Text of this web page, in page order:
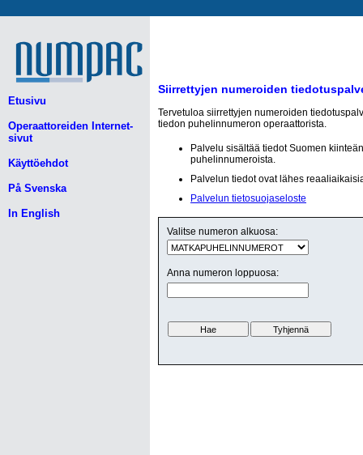
Etusivu
Operaattoreiden Internet-
sivut
Käyttöehdot
På Svenska
In English
Siirrettyjen numeroiden
Tervetuloa siirrettyjen numeroiden
tiedon puhelinnumeron operaattorista.
Palvelu sisältää tiedot Suomen
puhelinnumeroista.
Palvelun tiedot ovat lähes
Palvelun tietosuojaseloste
Valitse numeron alkuosa:
Anna numeron loppuosa: